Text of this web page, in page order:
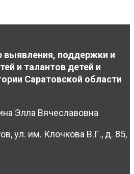
выявления, поддержки и
и талантов детей и
Саратовской области
Элла Вячеславовна
ул. им. Клочкова В.Г., д. 85,